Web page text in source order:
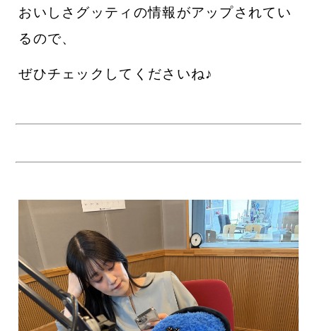
おいしさグッティの情報がアップされてい
るので、
ぜひチェックしてくださいね♪